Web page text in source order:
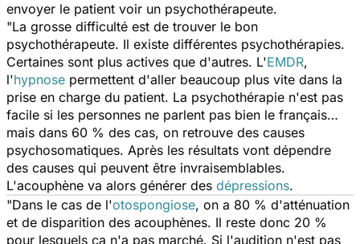
envoyer le patient voir un psychothérapeute.
"La grosse difficulté est de trouver le bon
psychothérapeute. Il existe différentes psychothérapies.
Certaines sont plus actives que d'autres. L'EMDR,
l'hypnose permettent d'aller beaucoup plus vite dans la
prise en charge du patient. La psychothérapie n'est pas
facile si les personnes ne parlent pas bien le français…
mais dans 60 % des cas, on retrouve des causes
psychosomatiques. Après les résultats vont dépendre
des causes qui peuvent être invraisemblables.
L'acouphène va alors générer des dépressions.
"Dans le cas de l'otospongiose, on a 80 % d'atténuation
et de disparition des acouphènes. Il reste donc 20 %
pour lesquels ça n'a pas marché. Si l'audition n'est pas